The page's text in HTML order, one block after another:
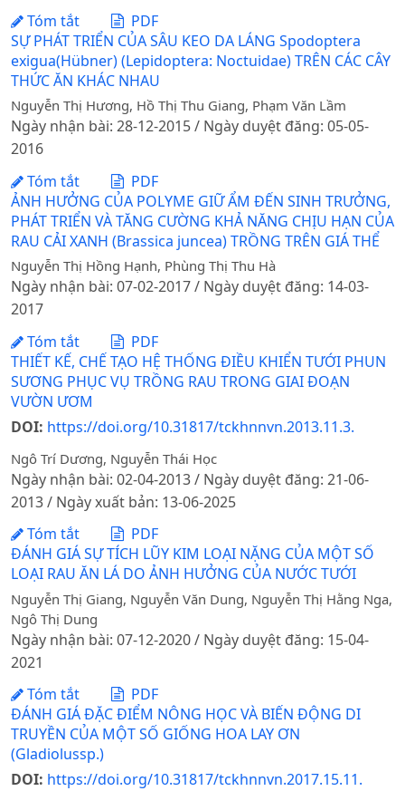
Tóm tắt
PDF
SỰ PHÁT TRIỂN CỦA SÂU KEO DA LÁNG Spodoptera
exigua(Hübner) (Lepidoptera: Noctuidae) TRÊN CÁC CÂY
THỨC ĂN KHÁC NHAU
Nguyễn Thị Hương, Hồ Thị Thu Giang, Phạm Văn Lầm
Ngày nhận bài: 28-12-2015 / Ngày duyệt đăng: 05-05-
2016
Tóm tắt
PDF
ẢNH HƯỞNG CỦA POLYME GIỮ ẨM ĐẾN SINH TRƯỞNG,
PHÁT TRIỂN VÀ TĂNG CƯỜNG KHẢ NĂNG CHỊU HẠN CỦA
RAU CẢI XANH (Brassica juncea) TRỒNG TRÊN GIÁ THỂ
Nguyễn Thị Hồng Hạnh, Phùng Thị Thu Hà
Ngày nhận bài: 07-02-2017 / Ngày duyệt đăng: 14-03-
2017
Tóm tắt
PDF
THIẾT KẾ, CHẾ TẠO HỆ THỐNG ĐIỀU KHIỂN TƯỚI PHUN
SƯƠNG PHỤC VỤ TRỒNG RAU TRONG GIAI ĐOẠN
VƯỜN ƯƠM
DOI: https://doi.org/10.31817/tckhnnvn.2013.11.3.
Ngô Trí Dương, Nguyễn Thái Học
Ngày nhận bài: 02-04-2013 / Ngày duyệt đăng: 21-06-
2013 / Ngày xuất bản: 13-06-2025
Tóm tắt
PDF
ĐÁNH GIÁ SỰ TÍCH LŨY KIM LOẠI NẶNG CỦA MỘT SỐ
LOẠI RAU ĂN LÁ DO ẢNH HƯỞNG CỦA NƯỚC TƯỚI
Nguyễn Thị Giang, Nguyễn Văn Dung, Nguyễn Thị Hằng Nga,
Ngô Thị Dung
Ngày nhận bài: 07-12-2020 / Ngày duyệt đăng: 15-04-
2021
Tóm tắt
PDF
ĐÁNH GIÁ ĐẶC ĐIỂM NÔNG HỌC VÀ BIẾN ĐỘNG DI
TRUYỀN CỦA MỘT SỐ GIỐNG HOA LAY ƠN
(Gladiolussp.)
DOI: https://doi.org/10.31817/tckhnnvn.2017.15.11.